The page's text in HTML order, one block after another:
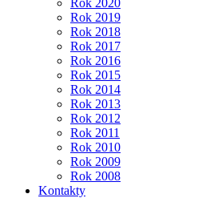
Rok 2019
Rok 2018
Rok 2017
Rok 2016
Rok 2015
Rok 2014
Rok 2013
Rok 2012
Rok 2011
Rok 2010
Rok 2009
Rok 2008
Kontakty